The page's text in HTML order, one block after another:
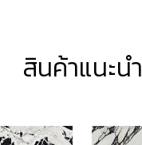
สินค้าแนะนำ